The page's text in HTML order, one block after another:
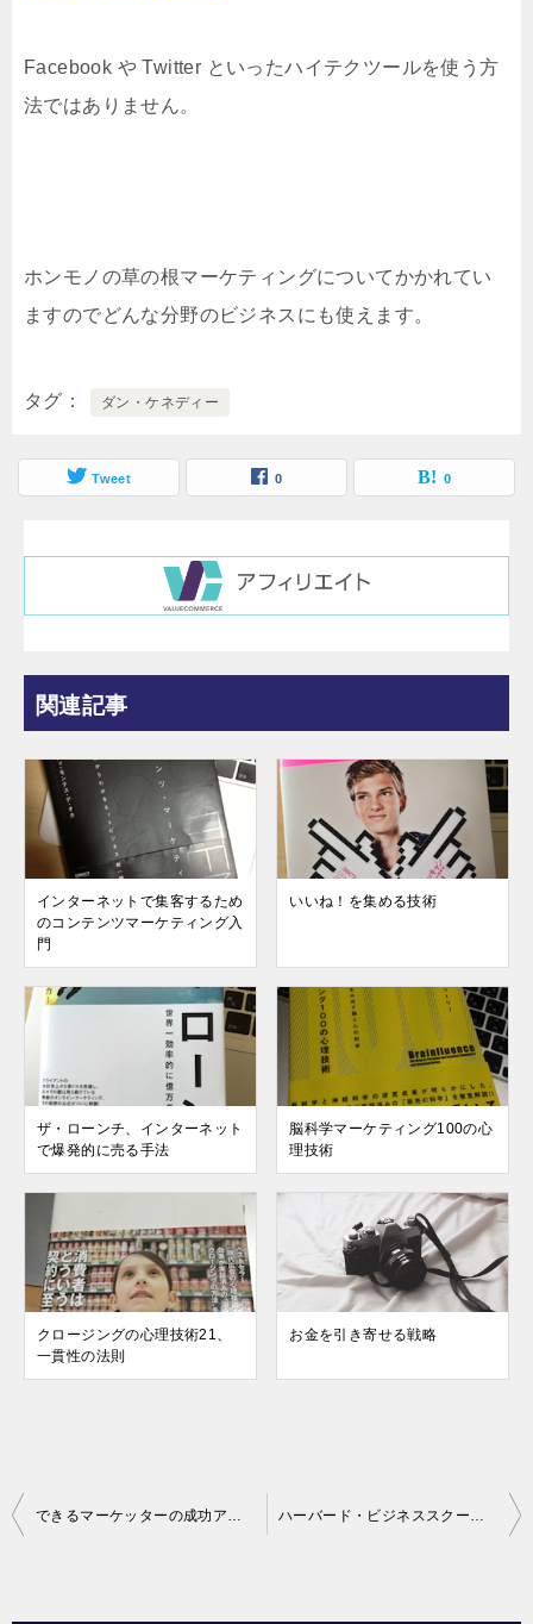
Facebook や Twitter といったハイテクツールを使う方
法ではありません。
ホンモノの草の根マーケティングについてかかれてい
ますのでどんな分野のビジネスにも使えます。
タグ ダン・ケネディー
Tweet 0 0
関連記事
インターネットで集客するため
のコンテンツマーケティング入
門
いいね！を集める技術
ザ・ローンチ、インターネット
で爆発的に売る手法
脳科学マーケティング100の心
理技術
クロージングの心理技術21、
一貫性の法則
お金を引き寄せる戦略
投
できるマーケッターの成功アイデア大全（マーケター必読書） ハーバード・ビジネススクールの「人間行動学」講義